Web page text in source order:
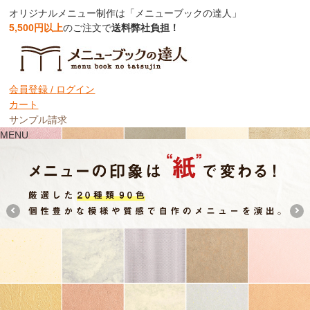
オリジナルメニュー制作は「メニューブックの達人」
5,500円以上のご注文で送料弊社負担！
会員登録 / ログイン
カート
サンプル請求
MENU
お知らせ一覧
【7/15】Webサイトメンテナンスのお知らせ